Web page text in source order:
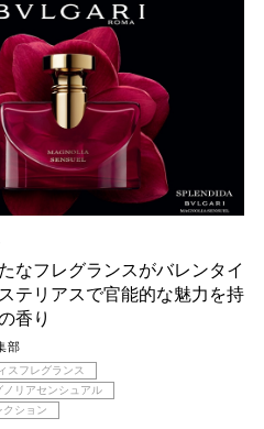
なフレグランスがバレンタイ
テリアスで官能的な魅力を持
香り
部
スフレグランス
ノリアセンシュアル
クション